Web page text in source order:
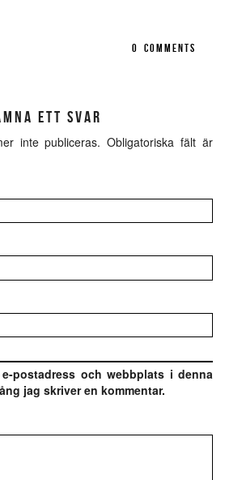
0 COMMENTS
ETT SVAR
inte publiceras. Obligatoriska fält är
postadress och webbplats i denna
jag skriver en kommentar.